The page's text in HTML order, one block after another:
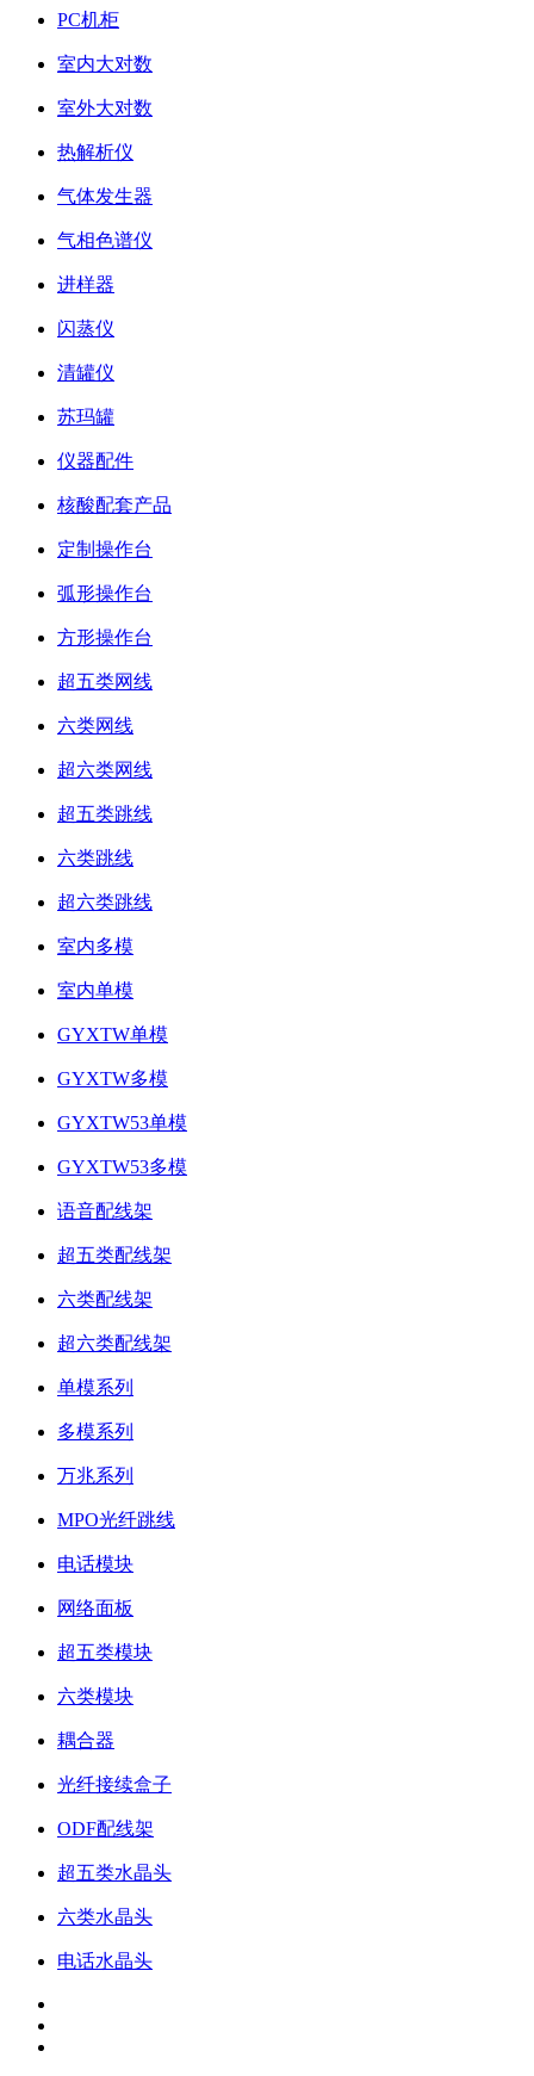
PC机柜
室内大对数
室外大对数
热解析仪
气体发生器
气相色谱仪
进样器
闪蒸仪
清罐仪
苏玛罐
仪器配件
核酸配套产品
定制操作台
弧形操作台
方形操作台
超五类网线
六类网线
超六类网线
超五类跳线
六类跳线
超六类跳线
室内多模
室内单模
GYXTW单模
GYXTW多模
GYXTW53单模
GYXTW53多模
语音配线架
超五类配线架
六类配线架
超六类配线架
单模系列
多模系列
万兆系列
MPO光纤跳线
电话模块
网络面板
超五类模块
六类模块
耦合器
光纤接续盒子
ODF配线架
超五类水晶头
六类水晶头
电话水晶头